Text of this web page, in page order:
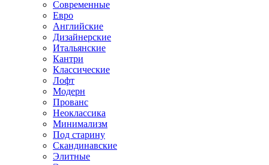
Современные
Евро
Английские
Дизайнерские
Итальянские
Кантри
Классические
Лофт
Модерн
Прованс
Неоклассика
Минимализм
Под старину
Скандинавские
Элитные